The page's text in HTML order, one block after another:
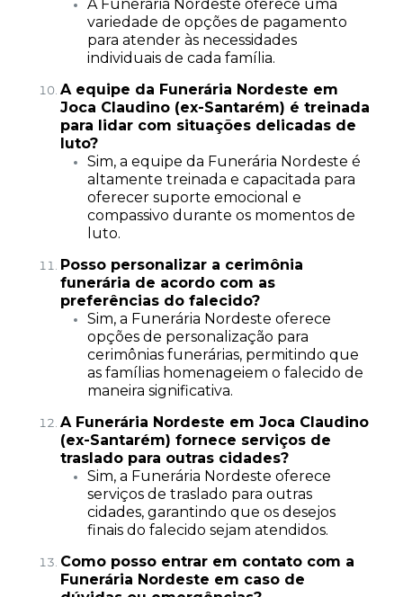
A Funerária Nordeste oferece uma
variedade de opções de pagamento
para atender às necessidades
individuais de cada família.
A equipe da Funerária Nordeste em
Joca Claudino (ex-Santarém) é treinada
para lidar com situações delicadas de
luto?
Sim, a equipe da Funerária Nordeste é
altamente treinada e capacitada para
oferecer suporte emocional e
compassivo durante os momentos de
luto.
Posso personalizar a cerimônia
funerária de acordo com as
preferências do falecido?
Sim, a Funerária Nordeste oferece
opções de personalização para
cerimônias funerárias, permitindo que
as famílias homenageiem o falecido de
maneira significativa.
A Funerária Nordeste em Joca Claudino
(ex-Santarém) fornece serviços de
traslado para outras cidades?
Sim, a Funerária Nordeste oferece
serviços de traslado para outras
cidades, garantindo que os desejos
finais do falecido sejam atendidos.
Como posso entrar em contato com a
Funerária Nordeste em caso de